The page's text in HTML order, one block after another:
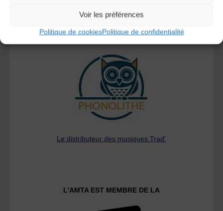
Voir les préférences
Politique de cookiesPolitique de confidentialité
A DECOUVRIR :
Le distributeur des musiques Trad'
L’AMTA EST MEMBRE DE LA